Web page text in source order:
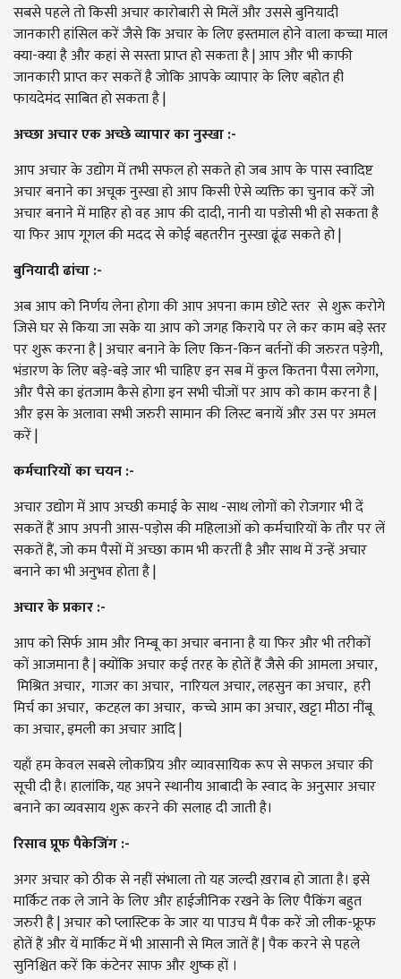
सबसे पहले तो किसी अचार कारोबारी से मिलें और उससे बुनियादी
जानकारी हांसिल करें जैसे कि अचार के लिए इस्तमाल होने वाला कच्चा माल
क्या-क्या है और कहां से सस्ता प्राप्त हो सकता है | आप और भी काफी
जानकारी प्राप्त कर सकतें है जोकि आपके व्यापार के लिए बहोत ही
फायदेमंद साबित हो सकता है |
अच्छा अचार एक अच्छे व्यापार का नुस्खा :-
आप अचार के उद्योग में तभी सफल हो सकते हो जब आप के पास स्वादिष्ट
अचार बनाने का अचूक नुस्खा हो आप किसी ऐसे व्यक्ति का चुनाव करें जो
अचार बनाने में माहिर हो वह आप की दादी, नानी या पडोसी भी हो सकता है
या फिर आप गूगल की मदद से कोई बहतरीन नुस्खा ढूंढ सकते हो |
बुनियादी ढांचा :-
अब आप को निर्णय लेना होगा की आप अपना काम छोटे स्तर से शुरू करोगे
जिसे घर से किया जा सके या आप को जगह किराये पर ले कर काम बड़े स्तर
पर शुरू करना है | अचार बनाने के लिए किन-किन बर्तनों की जरुरत पड़ेगी,
भंडारण के लिए बड़े-बड़े जार भी चाहिए इन सब में कुल कितना पैसा लगेगा,
और पैसे का इंतजाम कैसे होगा इन सभी चीजों पर आप को काम करना है |
और इस के अलावा सभी जरुरी सामान की लिस्ट बनायें और उस पर अमल
करें |
कर्मचारियों का चयन :-
अचार उद्योग में आप अच्छी कमाई के साथ -साथ लोगों को रोजगार भी दें
सकतें हैं आप अपनी आस-पड़ोस की महिलाओं को कर्मचारियों के तौर पर लें
सकतें हैं, जो कम पैसों में अच्छा काम भी करतीं है और साथ में उन्हें अचार
बनाने का भी अनुभव होता है |
अचार के प्रकार :-
आप को सिर्फ आम और निम्बू का अचार बनाना है या फिर और भी तरीकों
कों आजमाना है | क्योंकि अचार कई तरह के होतें हैं जैसे की आमला अचार,
मिश्रित अचार, गाजर का अचार, नारियल अचार, लहसुन का अचार, हरी
मिर्च का अचार, कटहल का अचार, कच्चे आम का अचार, खट्टा मीठा नींबू
का अचार, इमली का अचार आदि |
यहाँ हम केवल सबसे लोकप्रिय और व्यावसायिक रूप से सफल अचार की
सूची दी है। हालांकि, यह अपने स्थानीय आबादी के स्वाद के अनुसार अचार
बनाने का व्यवसाय शुरू करने की सलाह दी जाती है।
रिसाव प्रूफ पैकेजिंग :-
अगर अचार को ठीक से नहीं संभाला तो यह जल्दी ख़राब हो जाता है। इसे
मार्किट तक ले जाने के लिए और हाईजीनिक रखने के लिए पैकिंग बहुत
जरुरी है | अचार को प्लास्टिक के जार या पाउच मैं पैक करें जो लीक-फ्रूफ
होतें हैं और यें मार्किट में भी आसानी से मिल जातें हैं | पैक करने से पहले
सुनिश्चित करें कि कंटेनर साफ और शुष्क हों ।